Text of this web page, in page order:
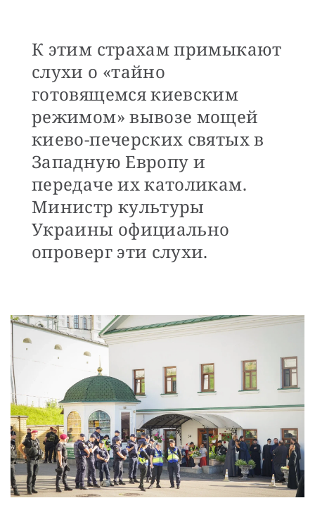
К этим страхам примыкают
слухи о «тайно
готовящемся киевским
режимом» вывозе мощей
киево-печерских святых в
Западную Европу и
передаче их католикам.
Министр культуры
Украины официально
опроверг эти слухи.